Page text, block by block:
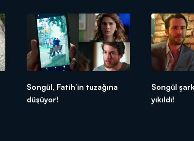
Songül, Fatih’in tuzağına
düşüyor!
Songül
yıkıldı!